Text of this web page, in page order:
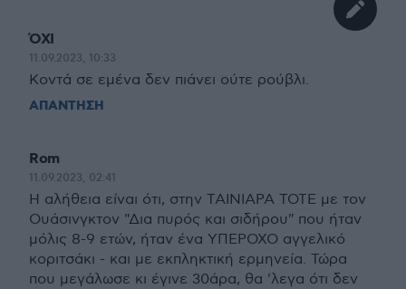
ΌΧΙ
11.09.2023, 10:33
Κοντά σε εμένα δεν πιάνει ούτε ρούβλι.
ΑΠΑΝΤΗΣΗ
Rom
11.09.2023, 02:41
H αλήθεια είναι ότι, στην ΤΑΙΝΙΑΡΑ ΤΟΤΕ με τον
Ουάσινγκτον "Δια πυρός και σιδήρου" που ήταν
μόλις 8-9 ετών, ήταν ένα ΥΠΕΡΟΧΟ αγγελικό
κοριτσάκι - και με εκπληκτική ερμηνεία. Τώρα
που μεγάλωσε κι έγινε 30άρα, θα 'λεγα ότι δεν